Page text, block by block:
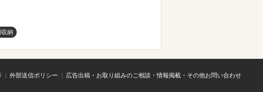
納
外部送信ポリシー
広告出稿・お取り組みのご相談・情報掲載・その他お問い合わせ